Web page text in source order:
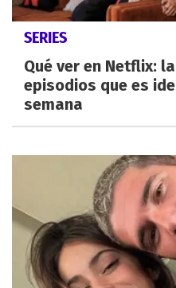
SERIES
Qué ver en Netflix:
episodios que es
semana